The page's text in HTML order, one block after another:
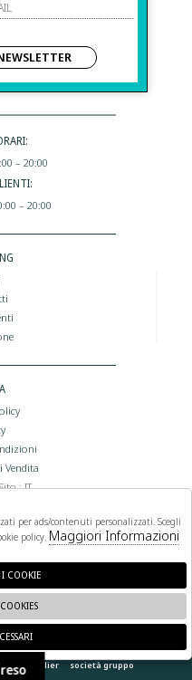
, 23
– 20:00
– 20:00
Vendita
: IT
US
by atelier società gruppo
per ads/contenuti personalizzati. Scegli
policy. Maggiori Informazioni
I COOKIE